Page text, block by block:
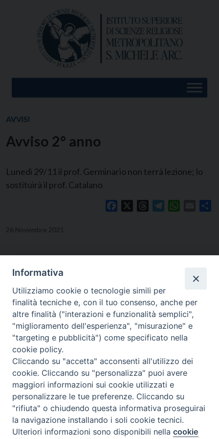
AVVISI
Avviso 2° anno
Lunedì 29/11 il prof. Germinario non terrà lezione; lo
sostituirà il prof. Catalano
Facebook ThreadsTelegramWhatsApp
Email
26 Novembre 2021
Viale Cristoforo Colombo, 101 - 71121 FOGGIA
Tel. e Fax 0881-727469
E-mail:segreteria@issr.foggia.it
Copyright © Istituto Superiore di Scienze Religiose Metropolitano “San
Michele Arcangelo” Foggia
Preferenze Cookie
Informativa
Utilizziamo cookie o tecnologie simili per
finalità tecniche e, con il tuo consenso, anche per
altre finalità ("interazioni e funzionalità semplici",
"miglioramento dell'esperienza", "misurazione" e
"targeting e pubblicità") come specificato nella
cookie policy.
Cliccando su "accetta" acconsenti all'utilizzo dei
cookie. Cliccando su "personalizza" puoi avere
maggiori informazioni sui cookie utilizzati e
personalizzare le tue preferenze. Cliccando su
"rifiuta" o chiudendo questa informativa proseguirai
la navigazione installando i soli cookie tecnici.
Ulteriori informazioni sono disponibili nellacookie